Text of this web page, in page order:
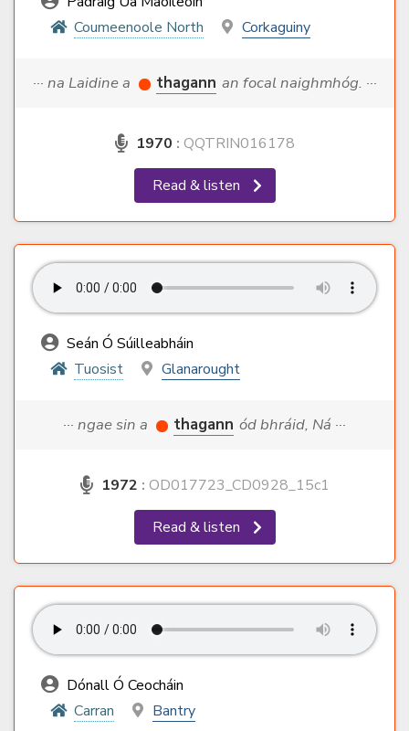
Coumeenoole North
Corkaguiny
··· na Laidine a thagann an focal naighmhóg. ···
1970 : QQTRIN016178
Read & listen
Seán Ó Súilleabháin
Tuosist
Glanarought
··· ngae sin a thagann ód bhráid, Ná ···
1972 : OD017723_CD0928_15c1
Read & listen
Dónall Ó Ceocháin
Carran
Bantry